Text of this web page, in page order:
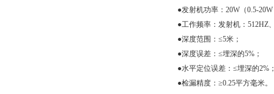
●发射机功率： 20W （0.5-20W
●工作频率：发射机： 512HZ
●深度范围：≤5米；
●深度误差：≤埋深的5% ；
●水平定位误差：≤埋深的2%
●检漏精度：≥0.25平方毫米。